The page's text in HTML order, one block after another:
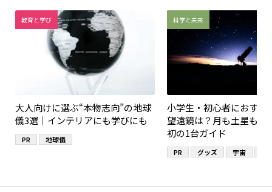
教育と学び
大人向けに選ぶ“本物志向”の地球
儀3選｜インテリアにも学びにも
PR 地球儀
科学と未来
小学生・初心者におすす
望遠鏡は？月も土星も見
初の1台ガイド
PR グッズ 宇宙